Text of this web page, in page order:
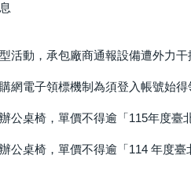
活動，承包廠商通報設備遭外力
網電子領標機制為須登入帳號始
公桌椅，單價不得逾「115年度臺
公桌椅，單價不得逾「114 年度